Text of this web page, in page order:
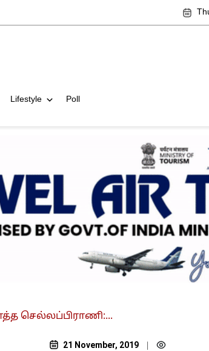
Lifestyle Poll
செல்லப்பிராணி:...
21 November, 2019